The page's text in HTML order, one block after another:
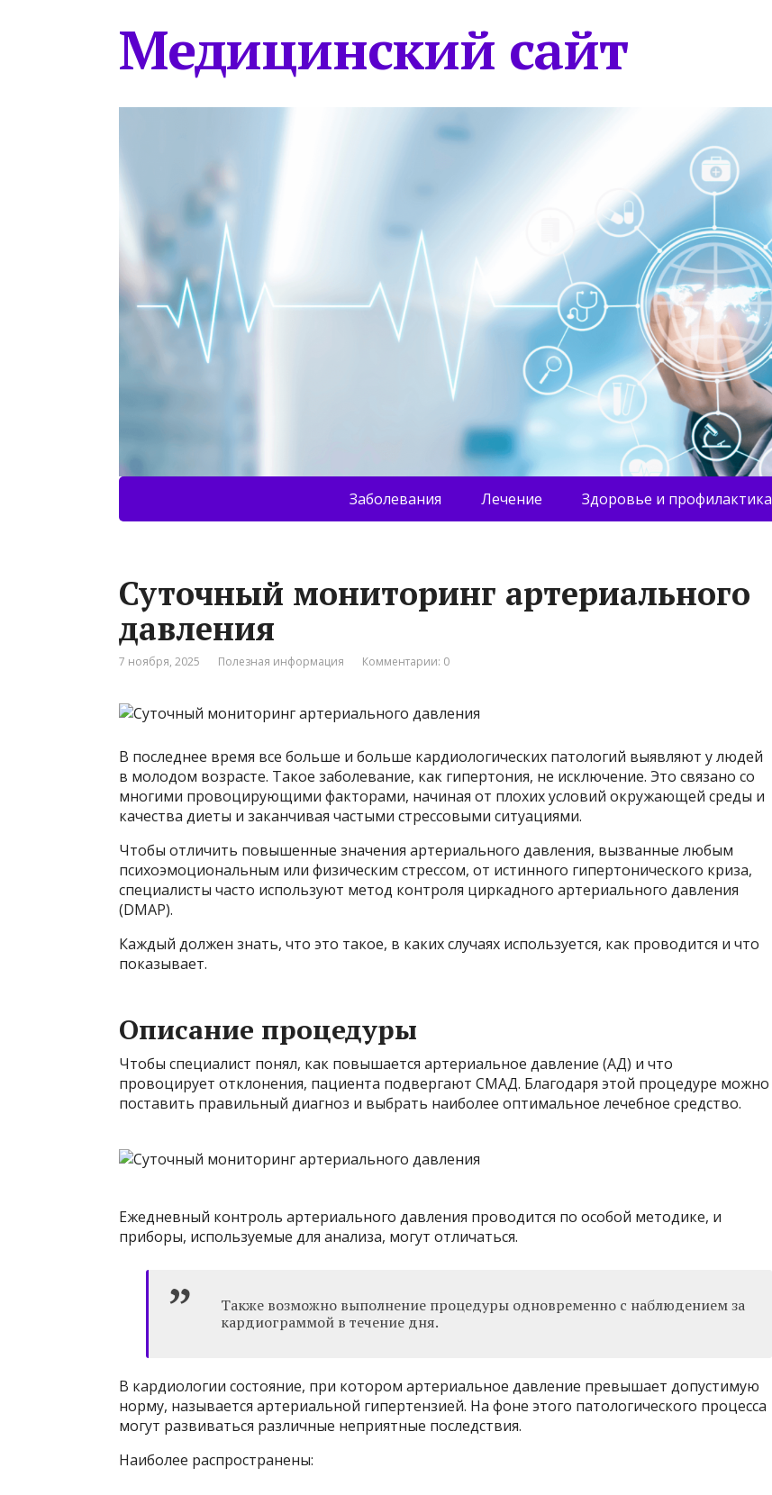
Медицинский сайт
Заболевания Лечение Здоровье и профилактика
Суточный мониторинг артериального
давления
7 ноября, 2025 Полезная информация Комментарии: 0
В последнее время все больше и больше кардиологических патологий выявляют у людей
в молодом возрасте. Такое заболевание, как гипертония, не исключение. Это связано со
многими провоцирующими факторами, начиная от плохих условий окружающей среды и
качества диеты и заканчивая частыми стрессовыми ситуациями.
Чтобы отличить повышенные значения артериального давления, вызванные любым
психоэмоциональным или физическим стрессом, от истинного гипертонического криза,
специалисты часто используют метод контроля циркадного артериального давления
(DMAP).
Каждый должен знать, что это такое, в каких случаях используется, как проводится и что
показывает.
Описание процедуры
Чтобы специалист понял, как повышается артериальное давление (АД) и что
провоцирует отклонения, пациента подвергают СМАД. Благодаря этой процедуре можно
поставить правильный диагноз и выбрать наиболее оптимальное лечебное средство.
Ежедневный контроль артериального давления проводится по особой методике, и
приборы, используемые для анализа, могут отличаться.
Также возможно выполнение процедуры одновременно с наблюдением за
кардиограммой в течение дня.
В кардиологии состояние, при котором артериальное давление превышает допустимую
норму, называется артериальной гипертензией. На фоне этого патологического процесса
могут развиваться различные неприятные последствия.
Наиболее распространены: